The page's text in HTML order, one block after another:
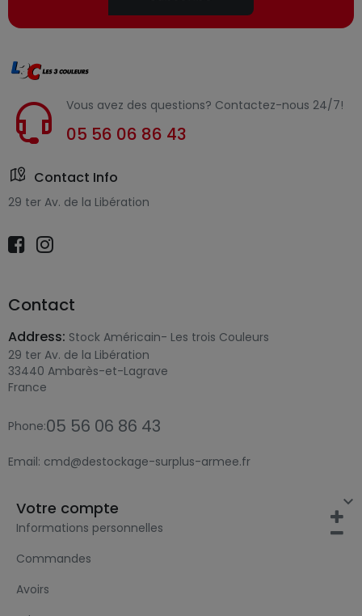
Vous avez des questions? Contactez-nous 24/7!
05 56 06 86 43
Contact Info
29 ter Av. de la Libération
Contact
Address: Stock Américain- Les trois Couleurs
29 ter Av. de la Libération
33440 Ambarès-et-Lagrave
France
Phone:05 56 06 86 43
Email: cmd@destockage-surplus-armee.fr

Votre compte
Informations personnelles
Commandes
Avoirs